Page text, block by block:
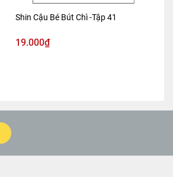
Shin Cậu Bé Bút Chì -Tập 41
19.000₫